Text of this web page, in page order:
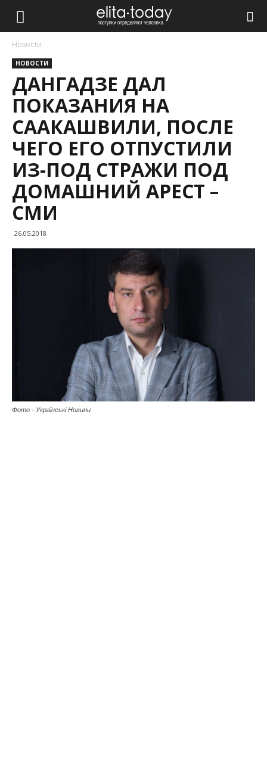
Новости
НОВОСТИ
ДАНГАДЗЕ ДАЛ
ПОКАЗАНИЯ НА
СААКАШВИЛИ, ПОСЛЕ
ЧЕГО ЕГО ОТПУСТИЛИ
ИЗ-ПОД СТРАЖИ ПОД
ДОМАШНИЙ АРЕСТ –
СМИ
26.05.2018
Фото - Українські Новини